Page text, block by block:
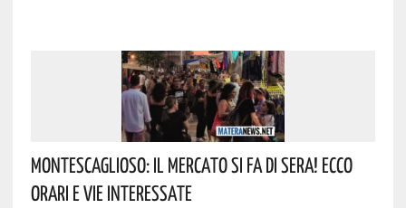
Montescaglioso: Il Mercato Si Fa Di Sera! Ecco
Orari E Vie Interessate